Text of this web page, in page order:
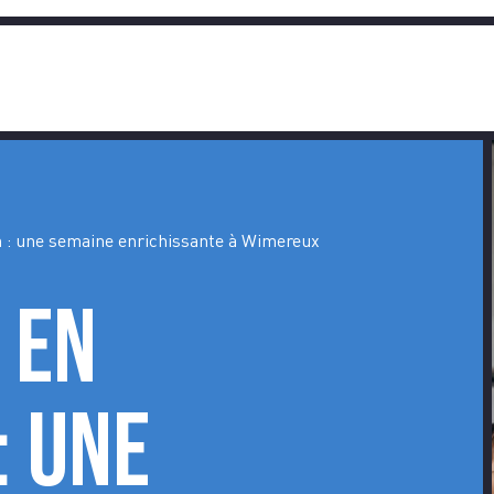
une semaine enrichissante à Wimereux